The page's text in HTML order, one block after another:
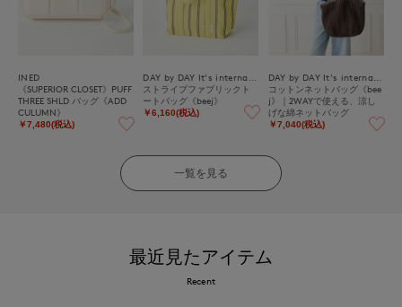
INED
《SUPERIOR CLOSET》PUFF
THREE SHLD バッグ《ADD
CULUMN》
￥7,480(税込)
ストライプファブリックト
ートバッグ《beej》
￥6,160(税込)
コットンネットバッグ《bee
j》｜2WAYで使える、涼し
げな綿ネットバッグ
￥7,040(税込)
一覧を見る
最近見たアイテム
Recent